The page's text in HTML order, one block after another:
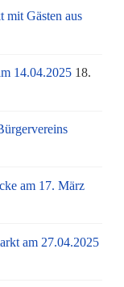
mit Gästen aus
14.04.2025 18.
am 17. März
am 27.04.2025